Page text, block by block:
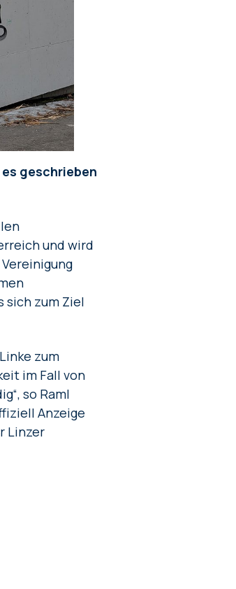
geschrieben
und wird
sich zum Ziel
zum
im Fall von
so Raml
Anzeige
Linzer